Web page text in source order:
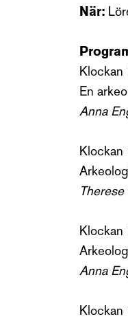
När:
Klockan
En
Anna
Klockan
Klockan
Anna
Klockan